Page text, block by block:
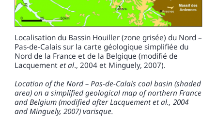
Localisation du Bassin Houiller (zone grisée) du Nord –
Pas-de-Calais sur la carte géologique simplifiée du
Nord de la France et de la Belgique (modifié de
Lacquement et al., 2004 et Minguely, 2007).
Location of the Nord – Pas-de-Calais coal basin (shaded
area) on a simplified geological map of northern France
and Belgium (modified after Lacquement et al., 2004
and Minguely, 2007) varisque.